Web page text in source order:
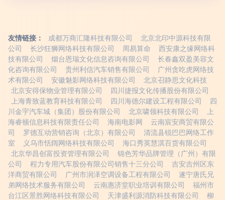
友情链接： 成都万商汇隆科技有限公司
北京北印中源科技有限
公司
长沙狂狮网络科技有限公司 周易算命
西安康之缘网络科
技有限公司
烟台恩瑞文化信息咨询有限公司
长春鑫双盈美容文
化咨询有限公司
贵州利信汽车销售有限公司
广州贪吃虎网络技
术有限公司
安徽魅影网络科技有限公司
北京召静思文化科技
北京安得保物业管理有限公司
四川捷报文化传播股份有限公司
上海青致蓝教育科技有限公司
四川海德尔建设工程有限公司
四
川金宇汽车城（集团）股份有限公司
北京啸领科技有限公司
上
海睿顿信息科技有限责任公司
海南电影网
云南宸安商贸有限公
司
罗德互动营销咨询（北京）有限公司
清流县锐巴巴网络工作
室
义乌市恬阔网络科技有限公司
海口秀英慧淇百货有限公司
北京华昌创富投资管理有限公司
锦色芳华品牌管理（广州）有限
公司
程力专用汽车股份有限公司销售十三分公司
吉安吉州区东
洋商贸有限公司
广州市润泽空调设备工程有限公司
遂宁唐氏兄
弟网络技术服务有限公司
云南惠济堂职业培训有限公司
福州市
台江区景胜网络科技有限公司
天津盛利源消防科技有限公司
柳